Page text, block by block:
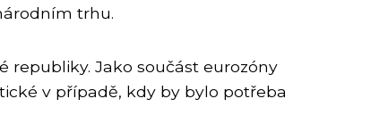
trhu.
republiky. Jako součást eurozóny
v případě, kdy by bylo potřeba